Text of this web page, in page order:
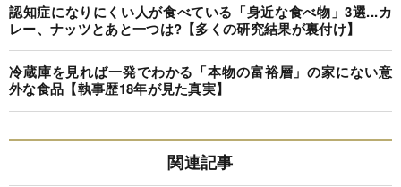
認知症になりにくい人が食べている「身近な食べ物」3選...カ
レー、ナッツとあと一つは?【多くの研究結果が裏付け】
冷蔵庫を見れば一発でわかる「本物の富裕層」の家にない意
外な食品【執事歴18年が見た真実】
関連記事